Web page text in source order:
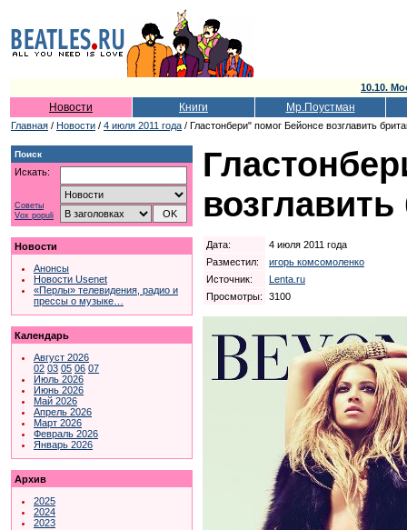
10.10.
Новости Книги Мр.Поустман
Главная / Новости / 4 июля 2011 года / Гластонбери" помог Бейонсе возглавить
Поиск
Искать:
Советы
Vox populi
Новости
Анонсы
Новости Usenet
«Перлы» телевидения, радио и
прессы о музыке…
Календарь
Август 2026
02 03 05 06 07
Июль 2026
Июнь 2026
Май 2026
Апрель 2026
Март 2026
Февраль 2026
Январь 2026
Архив
2025
2024
2023
Дата:
4 июля 2011 года
Разместил:
игорь комсомоленко
Источник:
Lenta.ru
Просмотры:
3100